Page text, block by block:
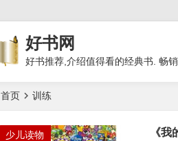
好书网
好书推荐,介绍值得看的经典书. 畅
首页 训练
少儿读物 《